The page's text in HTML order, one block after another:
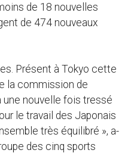
de 18 nouvelles
de 474 nouveaux
Présent à Tokyo cette
la commission de
une nouvelle fois tressé
le travail des Japonais
très équilibré », a-
des cinq sports